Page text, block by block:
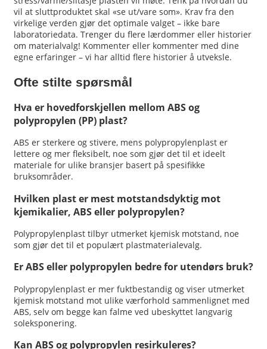
vil at sluttproduktet skal «se ut/vare som». Krav fra den
virkelige verden gjør det optimale valget – ikke bare
laboratoriedata. Trenger du flere lærdommer eller historier
om materialvalg! Kommenter eller kommenter med dine
egne erfaringer – vi har alltid flere historier å utveksle.
Ofte stilte spørsmål
Hva er hovedforskjellen mellom ABS og
polypropylen (PP) plast?
ABS er sterkere og stivere, mens polypropylenplast er
lettere og mer fleksibelt, noe som gjør det til et ideelt
materiale for ulike bransjer basert på spesifikke
bruksområder.
Hvilken plast er mest motstandsdyktig mot
kjemikalier, ABS eller polypropylen?
Polypropylenplast tilbyr utmerket kjemisk motstand, noe
som gjør det til et populært plastmaterialevalg.
Er ABS eller polypropylen bedre for utendørs bruk?
Polypropylenplast er mer fuktbestandig og viser utmerket
kjemisk motstand mot ulike værforhold sammenlignet med
ABS, selv om begge kan falme ved ubeskyttet langvarig
soleksponering.
Kan ABS og polypropylen resirkuleres?